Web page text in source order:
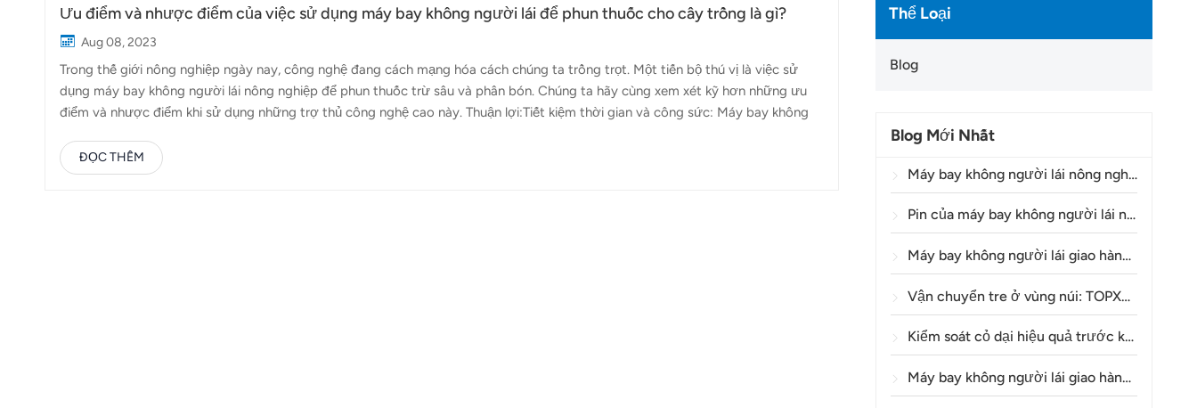
Thể Loại
Blog
Blog Mới Nhất
Máy bay không người lái nông nghiệp đang giúp nông dân Brazil cải thiện hoạt động phun thuốc trừ sâu như thế nào?
Pin của máy bay không người lái nông nghiệp có thể sử dụng được bao lâu?
Máy bay không người lái giao hàng Y160: Một phương thức an toàn và hiệu quả hơn để vận chuyển vật liệu tháp điện trên địa hình đồi núi.
Vận chuyển tre ở vùng núi: TOPXGUN Y160 mở ra một tuyến đường mới từ rừng đến điểm thu gom.
Kiểm soát cỏ dại hiệu quả trước khi nảy mầm trong lúa mì bằng máy bay không người lái nông nghiệp A80
Máy bay không người lái giao hàng là gì và việc giao hàng bằng máy bay không người lái hoạt động như thế nào?
Ưu điểm và nhược điểm của việc sử dụng máy bay không người lái để phun thuốc cho cây trồng là gì?
Aug 08, 2023
Trong thế giới nông nghiệp ngày nay, công nghệ đang cách mạng hóa cách chúng ta trồng trọt. Một tiến bộ thú vị là việc sử
dụng máy bay không người lái nông nghiệp để phun thuốc trừ sâu và phân bón. Chúng ta hãy cùng xem xét kỹ hơn những ưu
điểm và nhược điểm khi sử dụng những trợ thủ công nghệ cao này. Thuận lợi:Tiết kiệm thời gian và công sức: Máy bay không
trong vài phút, giúp nông dân tiết kiệm thời gian và công sức quý báu. Khi sâu bệnh tấn công bất ngờ, máy bay không người lái
có thể nhanh chóng lao vào để phun thuốc nhanh chóng. Bảo tồn nước và hóa chất: Máy bay không người lái phun thuốc trừ
ĐỌC THÊM